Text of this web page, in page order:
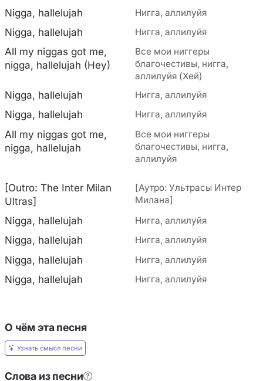
Nigga, hallelujah Нигга, аллилуйя
Nigga, hallelujah Нигга, аллилуйя
All my niggas got me,
nigga, hallelujah (Hey)
Все мои ниггеры
благочестивы, нигга,
аллилуйя (Хей)
Nigga, hallelujah Нигга, аллилуйя
Nigga, hallelujah Нигга, аллилуйя
All my niggas got me,
nigga, hallelujah
Все мои ниггеры
благочестивы, нигга,
аллилуйя
[Outro: The Inter Milan
Ultras]
[Аутро: Ультрасы Интер
Милана]
Nigga, hallelujah Нигга, аллилуйя
Nigga, hallelujah Нигга, аллилуйя
Nigga, hallelujah Нигга, аллилуйя
Nigga, hallelujah Нигга, аллилуйя
О чём эта песня
Узнать смысл песни
Слова из песни